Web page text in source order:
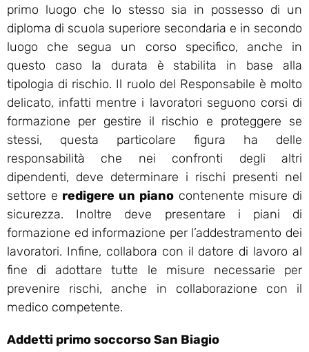
primo luogo che lo stesso sia in possesso di un
diploma di scuola superiore secondaria e in secondo
luogo che segua un corso specifico, anche in
questo caso la durata è stabilita in base alla
tipologia di rischio. Il ruolo del Responsabile è molto
delicato, infatti mentre i lavoratori seguono corsi di
formazione per gestire il rischio e proteggere se
stessi, questa particolare figura ha delle
responsabilità che nei confronti degli altri
dipendenti, deve determinare i rischi presenti nel
settore e redigere un piano contenente misure di
sicurezza. Inoltre deve presentare i piani di
formazione ed informazione per l’addestramento dei
lavoratori. Infine, collabora con il datore di lavoro al
fine di adottare tutte le misure necessarie per
prevenire rischi, anche in collaborazione con il
medico competente.
Addetti primo soccorso San Biagio